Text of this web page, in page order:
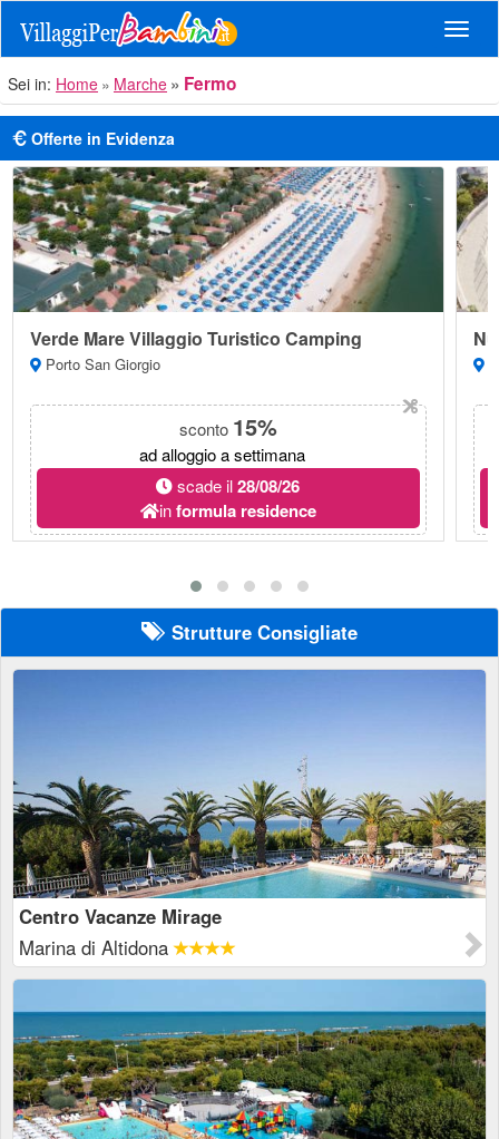
Sei in: Home Marche Fermo
Offerte in Evidenza
Verde Mare Villaggio Turistico Camping
Porto San Giorgio
sconto 15%
ad alloggio a settimana
scade il28/08/26
informula residence
Strutture Consigliate
Centro Vacanze Mirage
Marina di Altidona